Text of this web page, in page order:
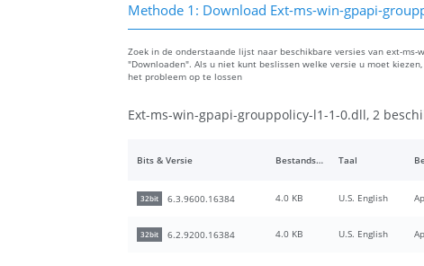
Methode 1: Download Ext-ms-win-gpapi-
Zoek in de onderstaande lijst naar beschikbare versies van ext-
"Downloaden". Als u niet kunt beslissen welke versie u moet
het probleem op te lossen
Ext-ms-win-gpapi-grouppolicy-l1-1-0.dll, 2
Bits & Versie Bestandsgrootte Taal
32bit 6.3.9600.16384 4.0 KB U.S. English
32bit 6.2.9200.16384 4.0 KB U.S. English